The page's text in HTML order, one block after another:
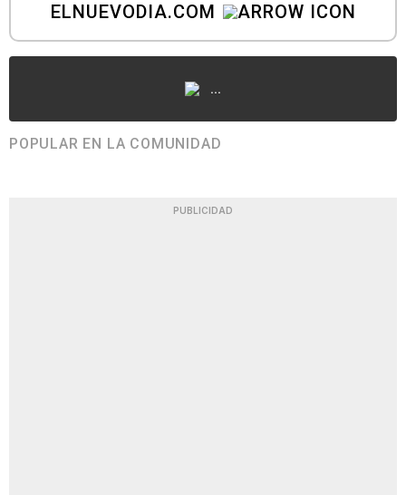
ELNUEVODIA.COM
...
POPULAR EN LA COMUNIDAD
PUBLICIDAD